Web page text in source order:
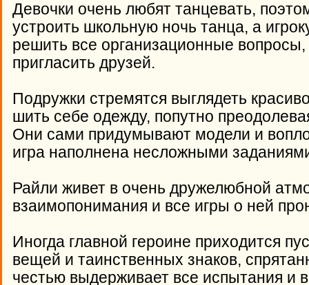
Девочки очень любят танцевать,
устроить школьную ночь танца, а
решить все организационные
пригласить друзей.
Подружки стремятся выглядеть
шить себе одежду, попутно
Они сами придумывают модели и
игра наполнена несложными
Райли живет в очень дружелюбной
взаимопонимания и все игры о ней
Иногда главной героине приходится
вещей и таинственных знаков,
честью выдерживает все испытания и